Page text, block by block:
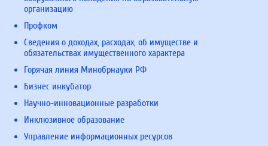
организацию
Профком
Сведения о доходах, расходах, об имуществе и
обязательствах имущественного характера
Горячая линия Минобрнауки РФ
Бизнес инкубатор
Научно-инновационные разработки
Инклюзивное образование
Управление информационных ресурсов